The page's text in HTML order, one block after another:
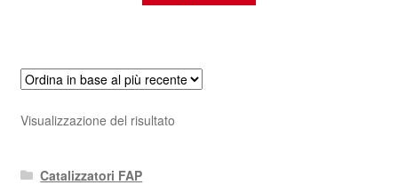
Visualizzazione del risultato
Catalizzatori FAP